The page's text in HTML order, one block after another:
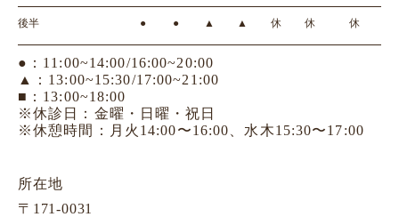
後半 ● ● ▲ ▲ 休 休 休
●：11:00~14:00/16:00~20:00
▲：13:00~15:30/17:00~21:00
■：13:00~18:00
※休診日：金曜・日曜・祝日
※休憩時間：月火14:00〜16:00、水木15:30〜17:00
所在地
〒171-0031